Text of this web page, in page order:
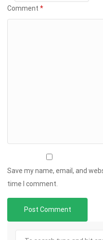
Comment *
Save my name, email, and
time I comment.